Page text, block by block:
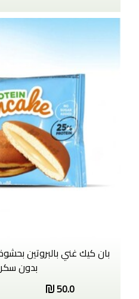
بدون سكر 40 غم
50.0